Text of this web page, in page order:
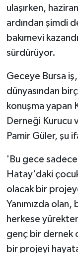
ulaşırken,
ardından şimdi
bakımevi
sürdürüyor.
Geceye Bursa
dünyasından
konuşma yapan
Derneği Kurucu
Pamir Güler, şu
'Bu gece
Hatay'daki
olacak bir
Yanımızda
herkese
genç bir dernek
bir projeyi